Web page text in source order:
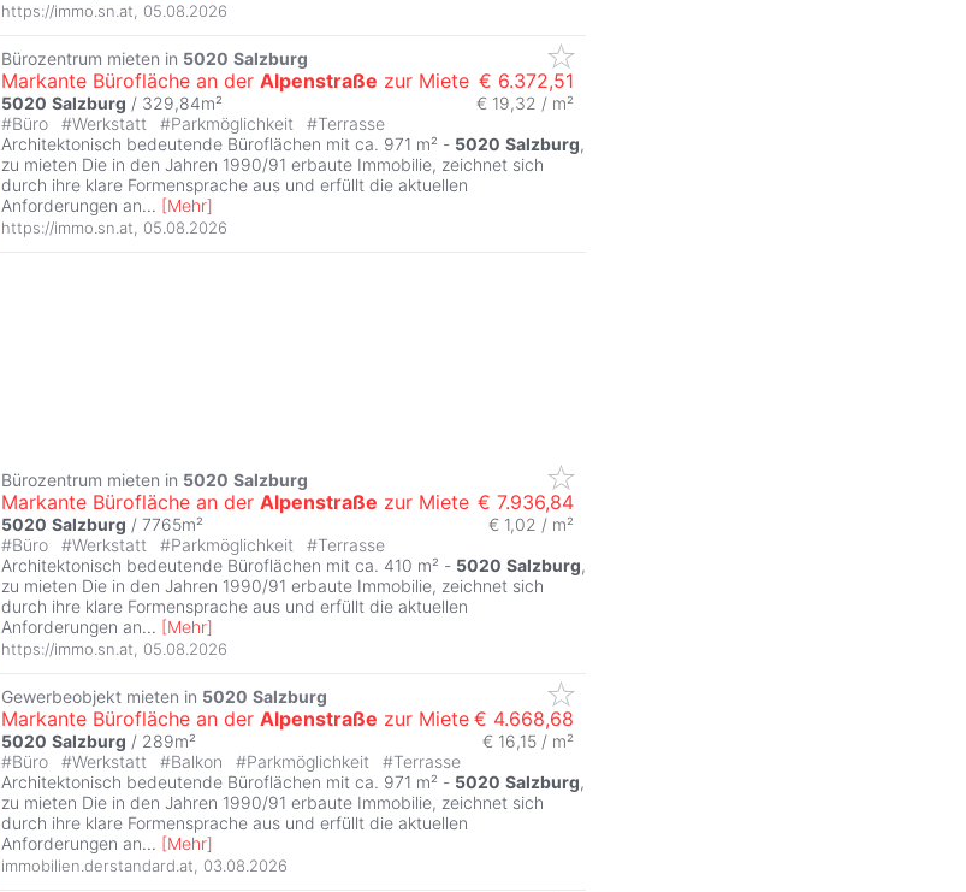
https://immo.sn.at, 05.08.2026
Bürozentrum mieten in 5020 Salzburg
Markante Bürofläche an der Alpenstraße zur Miete € 6.372,51
5020 Salzburg / 329,84m²
€ 19,32 / m²
#Büro #Werkstatt #Parkmöglichkeit #Terrasse
Architektonisch bedeutende Büroflächen mit ca. 971 m² - 5020 Salzburg,
zu mieten Die in den Jahren 1990/91 erbaute Immobilie, zeichnet sich
durch ihre klare Formensprache aus und erfüllt die aktuellen
Anforderungen an... [Mehr]
https://immo.sn.at, 05.08.2026
Bürozentrum mieten in 5020 Salzburg
Markante Bürofläche an der Alpenstraße zur Miete € 7.936,84
5020 Salzburg / 7765m²
€ 1,02 / m²
#Büro #Werkstatt #Parkmöglichkeit #Terrasse
Architektonisch bedeutende Büroflächen mit ca. 410 m² - 5020 Salzburg,
zu mieten Die in den Jahren 1990/91 erbaute Immobilie, zeichnet sich
durch ihre klare Formensprache aus und erfüllt die aktuellen
Anforderungen an... [Mehr]
https://immo.sn.at, 05.08.2026
Gewerbeobjekt mieten in 5020 Salzburg
Markante Bürofläche an der Alpenstraße zur Miete € 4.668,68
5020 Salzburg / 289m² € 16,15 / m²
#Büro #Werkstatt #Balkon #Parkmöglichkeit #Terrasse
Architektonisch bedeutende Büroflächen mit ca. 971 m² - 5020 Salzburg,
zu mieten Die in den Jahren 1990/91 erbaute Immobilie, zeichnet sich
durch ihre klare Formensprache aus und erfüllt die aktuellen
Anforderungen an... [Mehr]
immobilien.derstandard.at, 03.08.2026